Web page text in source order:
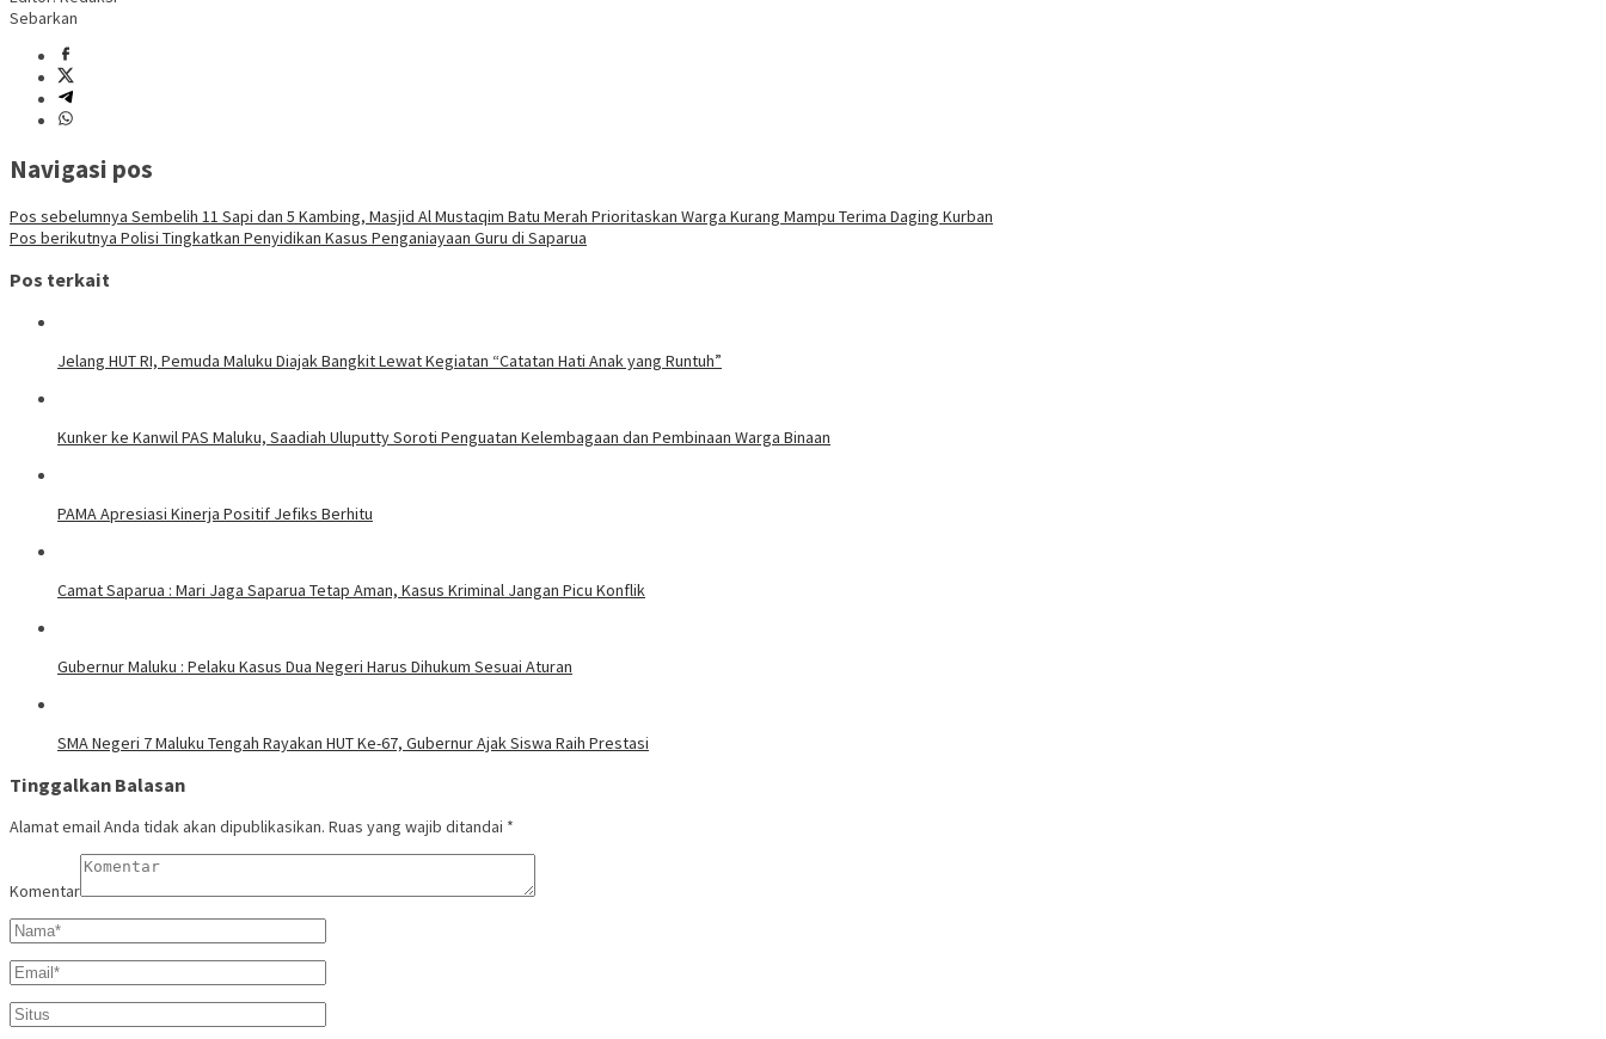
Sebarkan
Navigasi pos
Pos sebelumnya Sembelih 11 Sapi dan 5 Kambing, Masjid Al Mustaqim Batu Merah Prioritaskan Warga Kurang Mampu Terima Daging Kurban
Pos berikutnya Polisi Tingkatkan Penyidikan Kasus Penganiayaan Guru di Saparua
Pos terkait
Jelang HUT RI, Pemuda Maluku Diajak Bangkit Lewat Kegiatan “Catatan Hati Anak yang Runtuh”
Kunker ke Kanwil PAS Maluku, Saadiah Uluputty Soroti Penguatan Kelembagaan dan Pembinaan Warga Binaan
PAMA Apresiasi Kinerja Positif Jefiks Berhitu
Camat Saparua : Mari Jaga Saparua Tetap Aman, Kasus Kriminal Jangan Picu Konflik
Gubernur Maluku : Pelaku Kasus Dua Negeri Harus Dihukum Sesuai Aturan
SMA Negeri 7 Maluku Tengah Rayakan HUT Ke-67, Gubernur Ajak Siswa Raih Prestasi
Tinggalkan Balasan
Alamat email Anda tidak akan dipublikasikan. Ruas yang wajib ditandai *
Komentar